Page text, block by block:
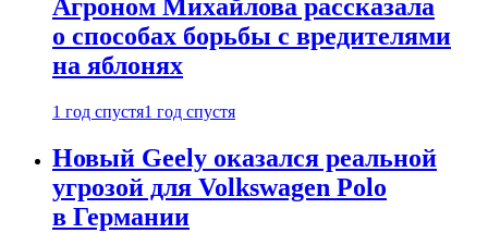
Агроном Михайлова рассказала
о способах борьбы с вредителями
на яблонях
1 год спустя1 год спустя
Новый Geely оказался реальной
угрозой для Volkswagen Polo
в Германии